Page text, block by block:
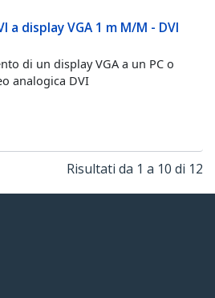
a display VGA 1 m M/M - DVI
di un display VGA a un PC o
analogica DVI
Risultati da 1 a 10 di 12